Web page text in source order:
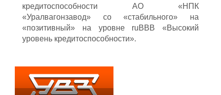
кредитоспособности АО «НПК
«Уралвагонзавод» со «стабильного» на
«позитивный» на уровне ruВВВ «Высокий
уровень кредитоспособности».